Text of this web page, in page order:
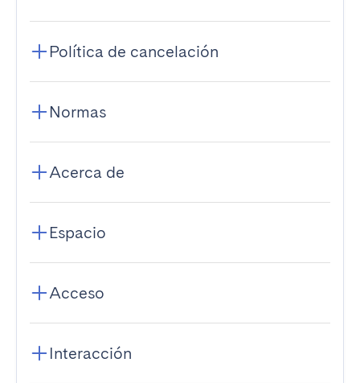
Política de cancelación
Normas
Acerca de
Espacio
Acceso
Interacción